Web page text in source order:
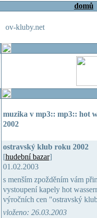
domů
ov-kluby.net
muzika v mp3:: mp3:: hot
2002
ostravský klub roku 2002
[hudební bazar]
01.02.2003
s menším zpožděním vám
vystoupení kapely hot
výročních cen "ostravský
vloženo: 26.03.2003